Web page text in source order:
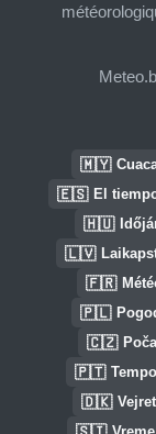
🇲🇾
🇪🇸 El
🇭🇺
🇱🇻
🇫🇷
🇵🇱
🇨🇿
🇵🇹
🇩🇰